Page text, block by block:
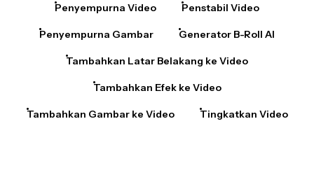
Penyempurna Video Penstabil Video
Penyempurna Gambar Generator B-Roll AI
Tambahkan Latar Belakang ke Video
Tambahkan Efek ke Video
Tambahkan Gambar ke Video Tingkatkan Video